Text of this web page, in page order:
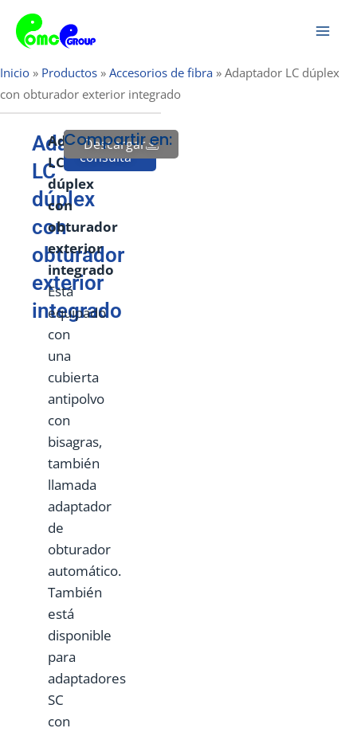
Saltar
contenido
Inicio » Productos » Accesorios de fibra » Adaptador LC dúplex
con obturador exterior integrado
Adaptador
LC
dúplex
con
obturador
exterior
integrado
Adaptador
LC
dúplex
con
obturador
exterior
integrado
Está
equipado
con
una
cubierta
antipolvo
con
bisagras,
también
llamada
adaptador
de
obturador
automático.
También
está
disponible
para
adaptadores
SC
con
Enviar
consulta
Descargar
Compartir en: